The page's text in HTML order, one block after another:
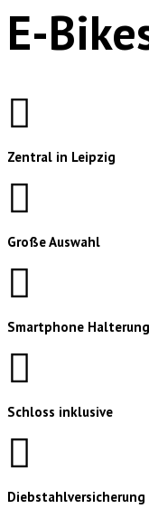
E-
Zentral in Leipzig
Große Auswahl
Smartphone Halterung
Schloss inklusive